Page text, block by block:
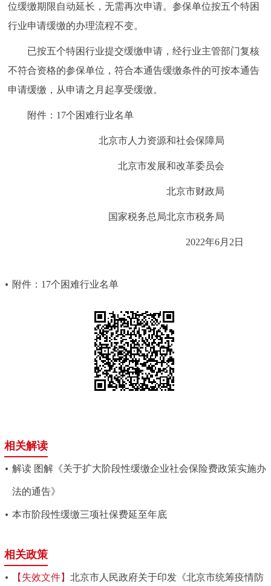
位缓缴期限自动延长，无需再次申请。参保单位按五个特困
行业申请缓缴的办理流程不变。
已按五个特困行业提交缓缴申请，经行业主管部门复核
不符合资格的参保单位，符合本通告缓缴条件的可按本通告
申请缓缴，从申请之月起享受缓缴。
附件：17个困难行业名单
北京市人力资源和社会保障局
北京市发展和改革委员会
北京市财政局
国家税务总局北京市税务局
2022年6月2日
附件：17个困难行业名单
相关解读
解读 图解《关于扩大阶段性缓缴企业社会保险费政策实施办
法的通告》
本市阶段性缓缴三项社保费延至年底
相关政策
【失效文件】 ​北京市人民政府关于印发《北京市统筹疫情防